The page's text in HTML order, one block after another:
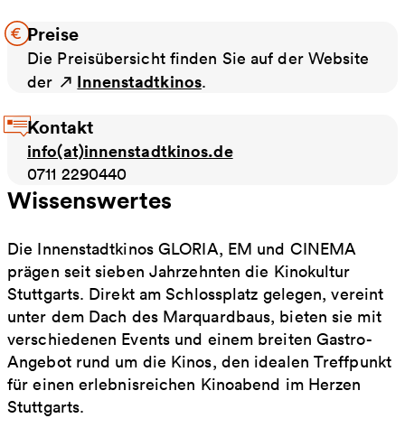
Preise
Die Preisübersicht finden Sie auf der Website
der
Innenstadtkinos.
Kontakt
info(at)innenstadtkinos.de
0711 2290440
Wissenswertes
Die Innenstadtkinos GLORIA, EM und CINEMA
prägen seit sieben Jahrzehnten die Kinokultur
Stuttgarts. Direkt am Schlossplatz gelegen, vereint
unter dem Dach des Marquardbaus, bieten sie mit
verschiedenen Events und einem breiten Gastro-
Angebot rund um die Kinos, den idealen Treffpunkt
für einen erlebnisreichen Kinoabend im Herzen
Stuttgarts.